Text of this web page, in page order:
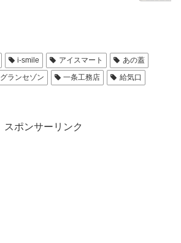
i-smile アイスマート
あの蓋
グランセゾン 一条工務店
給気口
スポンサーリンク